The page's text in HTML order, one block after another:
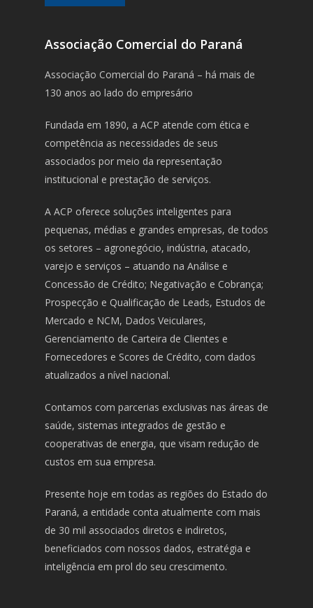
Associação Comercial do Paraná
Associação Comercial do Paraná – há mais de
130 anos ao lado do empresário
Fundada em 1890, a ACP atende com ética e
competência as necessidades de seus
associados por meio da representação
institucional e prestação de serviços.
A ACP oferece soluções inteligentes para
pequenas, médias e grandes empresas, de todos
os setores – agronegócio, indústria, atacado,
varejo e serviços – atuando na Análise e
Concessão de Crédito; Negativação e Cobrança;
Prospecção e Qualificação de Leads, Estudos de
Mercado e NCM, Dados Veiculares,
Gerenciamento de Carteira de Clientes e
Fornecedores e Scores de Crédito, com dados
atualizados a nível nacional.
Contamos com parcerias exclusivas nas áreas de
saúde, sistemas integrados de gestão e
cooperativas de energia, que visam redução de
custos em sua empresa.
Presente hoje em todas as regiões do Estado do
Paraná, a entidade conta atualmente com mais
de 30 mil associados diretos e indiretos,
beneficiados com nossos dados, estratégia e
inteligência em prol do seu crescimento.